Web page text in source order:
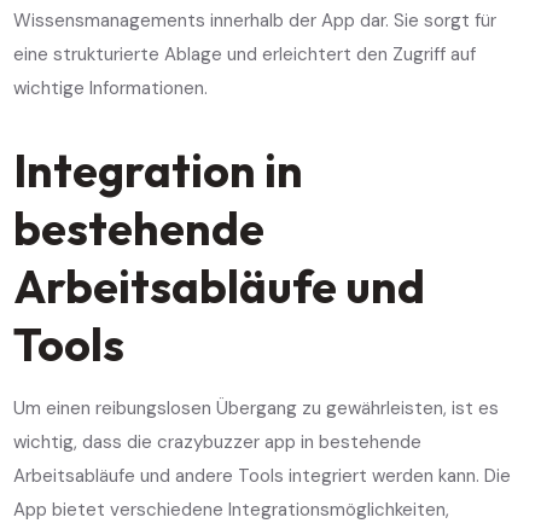
Wissensmanagements innerhalb der App dar. Sie sorgt für
eine strukturierte Ablage und erleichtert den Zugriff auf
wichtige Informationen.
Integration in
bestehende
Arbeitsabläufe und
Tools
Um einen reibungslosen Übergang zu gewährleisten, ist es
wichtig, dass die crazybuzzer app in bestehende
Arbeitsabläufe und andere Tools integriert werden kann. Die
App bietet verschiedene Integrationsmöglichkeiten,